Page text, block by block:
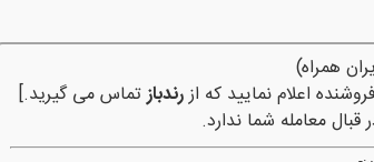
همراه)
اعلام نمایید که ازرندبازتماس می گیرید.]
معامله شما ندارد.